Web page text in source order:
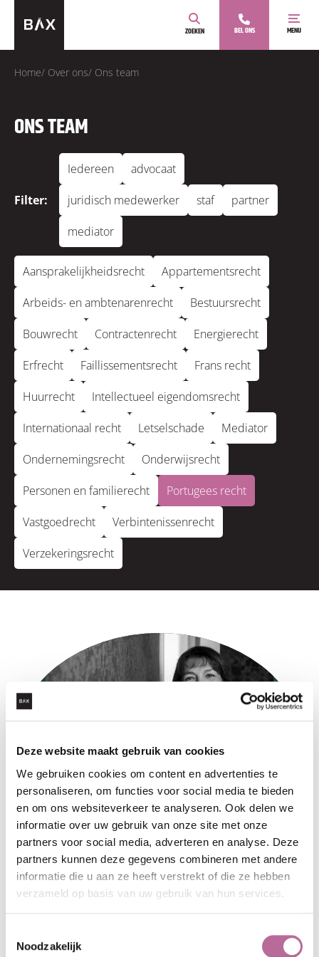
Deze website maakt gebruik van cookies
We gebruiken cookies om content en advertenties te
personaliseren, om functies voor social media te bieden
en om ons websiteverkeer te analyseren. Ook delen we
informatie over uw gebruik van onze site met onze
partners voor social media, adverteren en analyse. Deze
partners kunnen deze gegevens combineren met andere
informatie die u aan ze heeft verstrekt of die ze hebben
verzameld op basis van uw gebruik van hun services.
Noodzakelijk
ZOEKEN BEL ONS MENU
Home/ Over ons/ Ons team
ONS TEAM
Filter:
Iedereen
advocaat
juridisch medewerker
staf
partner
mediator
Aansprakelijkheidsrecht
Appartementsrecht
Arbeids- en ambtenarenrecht
Bestuursrecht
Bouwrecht
Contractenrecht
Energierecht
Erfrecht
Faillissementsrecht
Frans recht
Huurrecht
Intellectueel eigendomsrecht
Internationaal recht
Letselschade
Mediator
Ondernemingsrecht
Onderwijsrecht
Personen en familierecht
Portugees recht
Vastgoedrecht
Verbintenissenrecht
Verzekeringsrecht
MARIE-ALICE PISSARRO BRAS
advocaat